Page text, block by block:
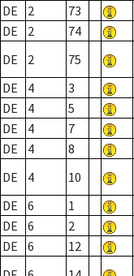
DE
2 73
DE
2 74
DE
2 75
DE
4 3
DE
4 5
DE
4 7
DE
4 8
DE
4 10
DE
6 1
DE
6 2
DE
6 12